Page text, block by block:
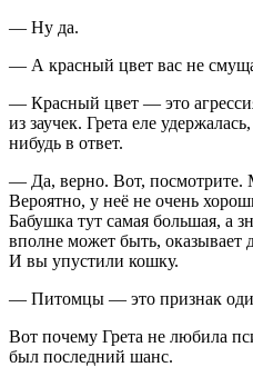
— Ну да.
— А красный цвет вас не
— Красный цвет — это
из заучек. Грета еле
нибудь в ответ.
— Да, верно. Вот, посмотрите.
Вероятно, у неё не очень
Бабушка тут самая большая, а
вполне может быть, оказывает
И вы упустили кошку.
— Питомцы — это признак
Вот почему Грета не любила
был последний шанс.